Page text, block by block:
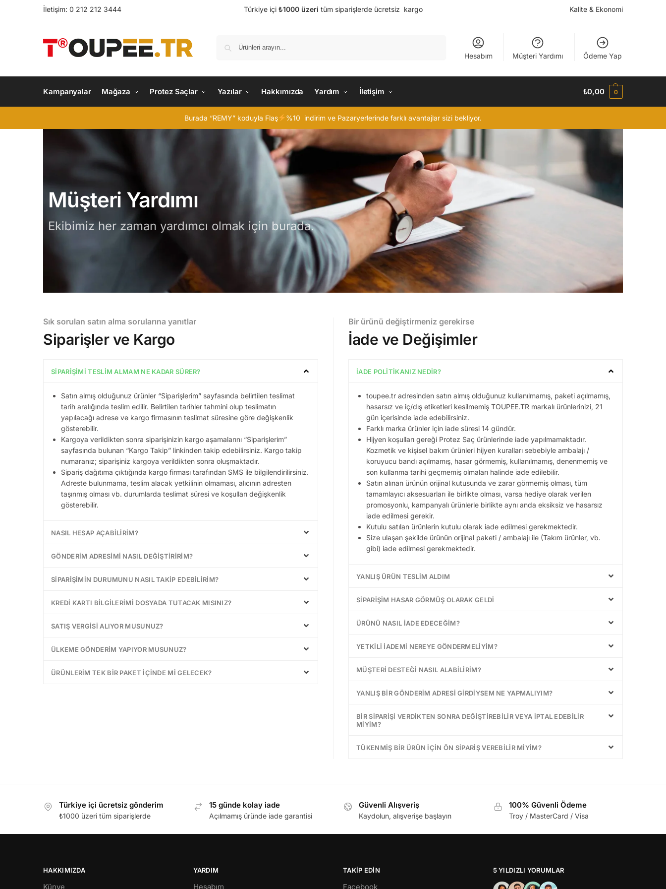
İletişim: 0 212 212 3444 Türkiye içi ₺1000 üzeri tüm siparişlerde ücretsiz kargo Kalite & Ekonomi
Hesabım Müşteri Yardımı Ödeme Yap
Kampanyalar Mağaza Protez Saçlar Yazılar Hakkımızda Yardım İletişim ₺0,00 0
Burada “REMY” koduyla Flaş %10 indirim ve Pazaryerlerinde farklı avantajlar sizi bekliyor.
Müşteri Yardımı
Ekibimiz her zaman yardımcı olmak için burada.
Sık sorulan satın alma sorularına yanıtlar
Siparişler ve Kargo
SIPARIŞIMI TESLIM ALMAM NE KADAR SÜRER?
Satın almış olduğunuz ürünler “Siparişlerim” sayfasında belirtilen teslimat
tarih aralığında teslim edilir. Belirtilen tarihler tahmini olup teslimatın
yapılacağı adrese ve kargo firmasının teslimat süresine göre değişkenlik
gösterebilir.
Kargoya verildikten sonra siparişinizin kargo aşamalarını “Siparişlerim”
sayfasında bulunan “Kargo Takip” linkinden takip edebilirsiniz. Kargo takip
numaranız; siparişiniz kargoya verildikten sonra oluşmaktadır.
Sipariş dağıtıma çıktığında kargo firması tarafından SMS ile bilgilendirilirsiniz.
Adreste bulunmama, teslim alacak yetkilinin olmaması, alıcının adresten
taşınmış olması vb. durumlarda teslimat süresi ve koşulları değişkenlik
gösterebilir.
NASIL HESAP AÇABILIRIM?
GÖNDERIM ADRESIMI NASIL DEĞIŞTIRIRIM?
SIPARIŞIMIN DURUMUNU NASIL TAKIP EDEBILIRIM?
KREDI KARTI BILGILERIMI DOSYADA TUTACAK MISINIZ?
SATIŞ VERGISI ALIYOR MUSUNUZ?
ÜLKEME GÖNDERIM YAPIYOR MUSUNUZ?
ÜRÜNLERIM TEK BIR PAKET IÇINDE MI GELECEK?
Bir ürünü değiştirmeniz gerekirse
İade ve Değişimler
İADE POLITIKANIZ NEDIR?
toupee.tr adresinden satın almış olduğunuz kullanılmamış, paketi açılmamış,
hasarsız ve iç/dış etiketleri kesilmemiş TOUPEE.TR markalı ürünlerinizi, 21
gün içerisinde iade edebilirsiniz.
Farklı marka ürünler için iade süresi 14 gündür.
Hijyen koşulları gereği Protez Saç ürünlerinde iade yapılmamaktadır.
Kozmetik ve kişisel bakım ürünleri hijyen kuralları sebebiyle ambalajı /
koruyucu bandı açılmamış, hasar görmemiş, kullanılmamış, denenmemiş ve
son kullanma tarihi geçmemiş olmaları halinde iade edilebilir.
Satın alınan ürünün orijinal kutusunda ve zarar görmemiş olması, tüm
tamamlayıcı aksesuarları ile birlikte olması, varsa hediye olarak verilen
promosyonlu, kampanyalı ürünlerle birlikte aynı anda eksiksiz ve hasarsız
iade edilmesi gerekir.
Kutulu satılan ürünlerin kutulu olarak iade edilmesi gerekmektedir.
Size ulaşan şekilde ürünün orijinal paketi / ambalajı ile (Takım ürünler, vb.
gibi) iade edilmesi gerekmektedir.
YANLIŞ ÜRÜN TESLIM ALDIM
SIPARIŞIM HASAR GÖRMÜŞ OLARAK GELDI
ÜRÜNÜ NASIL IADE EDECEĞIM?
YETKILI IADEMI NEREYE GÖNDERMELIYIM?
MÜŞTERI DESTEĞI NASIL ALABILIRIM?
YANLIŞ BIR GÖNDERIM ADRESI GIRDIYSEM NE YAPMALIYIM?
BIR SIPARIŞI VERDIKTEN SONRA DEĞIŞTIREBILIR VEYA IPTAL EDEBILIR
MIYIM?
TÜKENMIŞ BIR ÜRÜN IÇIN ÖN SIPARIŞ VEREBILIR MIYIM?
Türkiye içi ücretsiz gönderim
₺1000 üzeri tüm siparişlerde
15 günde kolay iade
Açılmamış üründe iade garantisi
Güvenli Alışveriş
Kaydolun, alışverişe başlayın
100% Güvenli Ödeme
Troy / MasterCard / Visa
HAKKIMIZDA
Künye
YARDIM
Hesabım
TAKIP EDIN
Facebook
5 YILDIZLI YORUMLAR